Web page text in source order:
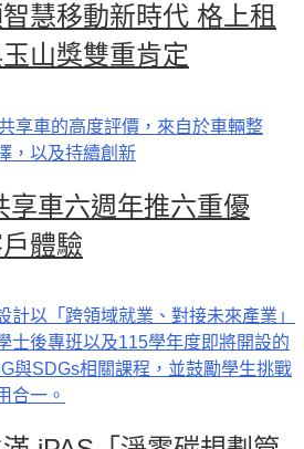
慧移動新時代 格上租
山獎雙重肯定
享車六週年推六重優
體驗